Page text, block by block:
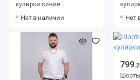
кулирки синие
Нет в наличии
Нет
799
Шорты мужские из